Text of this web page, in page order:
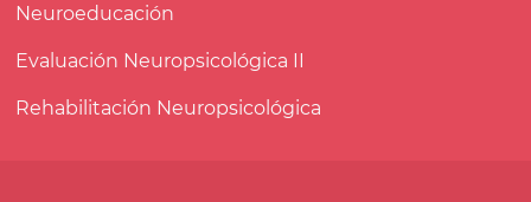
Neuroeducación
Evaluación Neuropsicológica II
Rehabilitación Neuropsicológica